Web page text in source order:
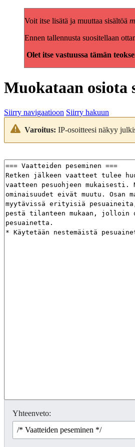
Voit itse lisätä ja muuttaa sisältöä
Ennen tallennusta suositellaan
Olet itse vastuussa tämän
Muokataan osiota
Siirry navigaatioon Siirry hakuun
Varoitus: IP-osoitteesi näkyy
Yhteenveto: